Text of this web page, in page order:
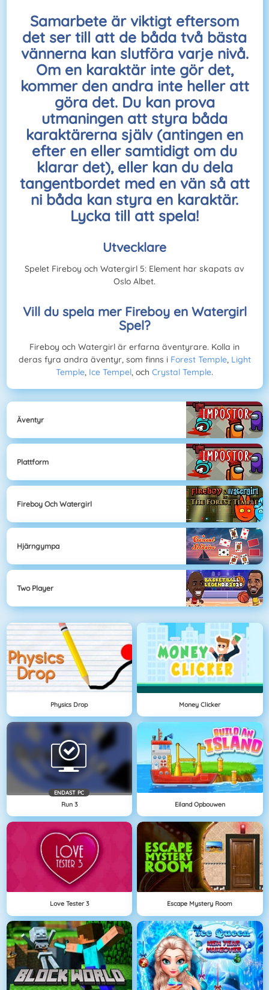
Samarbete är viktigt eftersom
det ser till att de båda två bästa
vännerna kan slutföra varje nivå.
Om en karaktär inte gör det,
kommer den andra inte heller att
göra det. Du kan prova
utmaningen att styra båda
karaktärerna själv (antingen en
efter en eller samtidigt om du
klarar det), eller kan du dela
tangentbordet med en vän så att
ni båda kan styra en karaktär.
Lycka till att spela!
Utvecklare
Spelet Fireboy och Watergirl 5: Element har skapats av
Oslo Albet.
Vill du spela mer Fireboy en Watergirl
Spel?
Fireboy och Watergirl är erfarna äventyrare. Kolla in
deras fyra andra äventyr, som finns i Forest Temple, Light
Temple Ice Tempel , och Crystal Temple.
Äventyr
Plattform
Fireboy Och Watergirl
Hjärngympa
Two Player
Physics Drop Money Clicker
ENDAST PC
Run 3 Eiland Opbouwen
Love Tester 3 Escape Mystery Room